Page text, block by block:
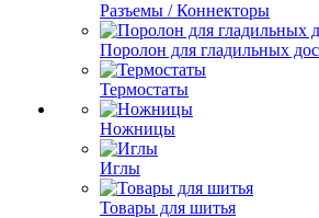
Разъемы / Коннекторы
Поролон для гладильных
Термостаты
Ножницы
Иглы
Товары для шитья